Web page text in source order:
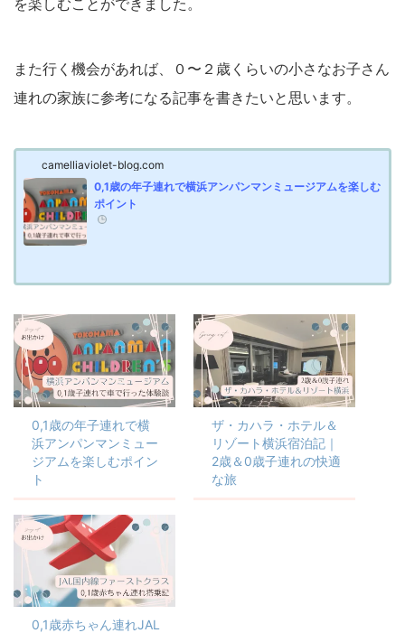
を楽しむことができました。
また行く機会があれば、０〜２歳くらいの小さなお子さん
連れの家族に参考になる記事を書きたいと思います。
camelliaviolet-blog.com
0,1歳の年子連れで横浜アンパンマンミュージアムを楽しむ
ポイント
0,1歳の年子連れで横
浜アンパンマンミュー
ジアムを楽しむポイン
ト
ザ・カハラ・ホテル＆
リゾート横浜宿泊記｜
2歳＆0歳子連れの快適
な旅
0,1歳赤ちゃん連れJAL